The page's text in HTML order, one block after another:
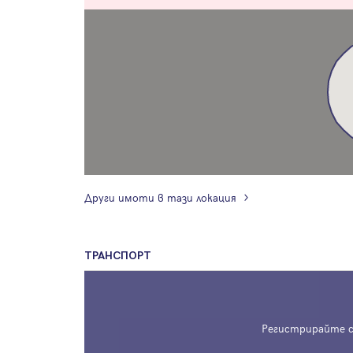
Други имоти в тази локация
ТРАНСПОРТ
Регистрирайте